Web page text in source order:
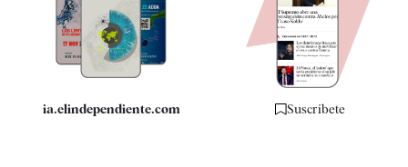
Quiénes somos
Especificaciones
ia.elindependiente.com Suscríbete